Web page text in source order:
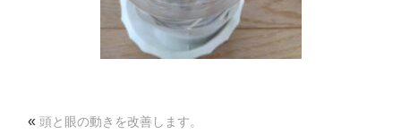
« 頭と眼の動きを改善します。